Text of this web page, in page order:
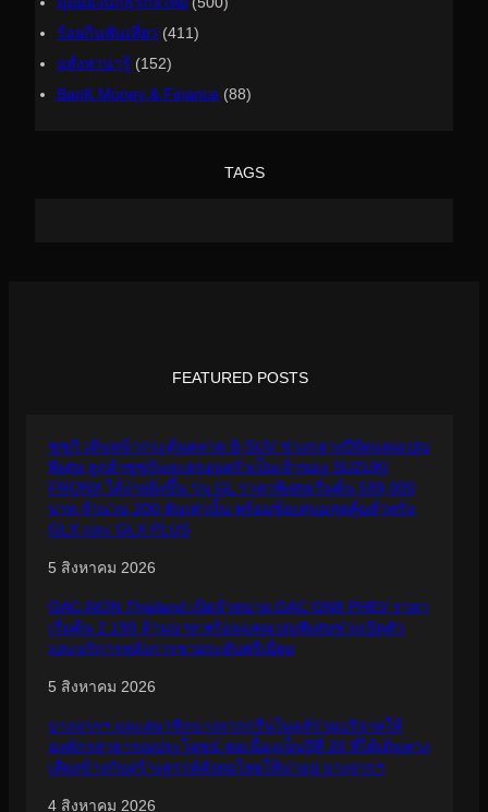
ร้อยกินพันเที่ยว (411)
อสังหาน่ารู้ (152)
ฺBanK Money & Finance (88)
TAGS
FEATURED POSTS
ซูซูกิ เดินหน้ากระตุ้นตลาด B-SUV ช่วงกลางปีจัดแคมเปญ
พิเศษ ลูกค้าซูซูกิและครอบครัวเป็นเจ้าของ SUZUKI
FRONX ได้ง่ายยิ่งขึ้น รุ่น GL ราคาพิเศษเริ่มต้น 599,000
บาท จำนวน 200 คันเท่านั้น พร้อมข้อเสนอสุดคุ้มสำหรับ
GLX และ GLX PLUS
5 สิงหาคม 2026
GAC AION Thailand เปิดจำหน่าย GAC GN8 PHEV ราคา
เริ่มต้น 2.199 ล้านบาท พร้อมแคมเปญพิเศษช่วงเปิดตัว
และบริการหลังการขายระดับพรีเมียม
5 สิงหาคม 2026
บางจากฯ และสมาชิกบางจากกรีนไมลส์ร่วมบริจาคให้
องค์กรสาธารณประโยชน์ ต่อเนื่องเป็นปีที่ 20 ที่ได้เดินทาง
เคียงข้างกันสร้างสรรค์สังคมไทยให้น่าอยู่ บางจากฯ
4 สิงหาคม 2026